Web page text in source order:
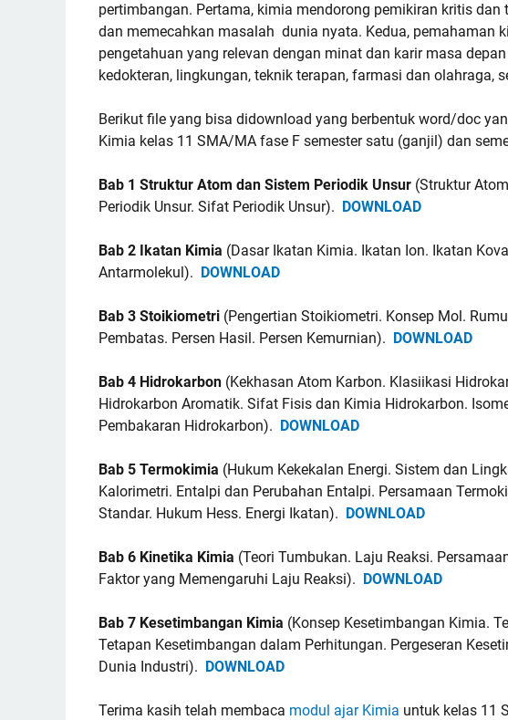
pertimbangan. Pertama, kimia mendorong pemikiran kritis
dan memecahkan masalah dunia nyata. Kedua, pemahaman
pengetahuan yang relevan dengan minat dan karir masa
kedokteran, lingkungan, teknik terapan, farmasi dan olahraga,
Berikut file yang bisa didownload yang berbentuk word/doc
Kimia kelas 11 SMA/MA fase F semester satu (ganjil) dan
Bab 1 Struktur Atom dan Sistem Periodik Unsur (Struktur
Periodik Unsur. Sifat Periodik Unsur). DOWNLOAD
Bab 2 Ikatan Kimia (Dasar Ikatan Kimia. Ikatan Ion. Ikatan
Antarmolekul). DOWNLOAD
Bab 3 Stoikiometri (Pengertian Stoikiometri. Konsep Mol.
Pembatas. Persen Hasil. Persen Kemurnian). DOWNLOAD
Bab 4 Hidrokarbon (Kekhasan Atom Karbon. Klasiikasi
Hidrokarbon Aromatik. Sifat Fisis dan Kimia Hidrokarbon.
Pembakaran Hidrokarbon). DOWNLOAD
Bab 5 Termokimia (Hukum Kekekalan Energi. Sistem dan
Kalorimetri. Entalpi dan Perubahan Entalpi. Persamaan
Standar. Hukum Hess. Energi Ikatan). DOWNLOAD
Bab 6 Kinetika Kimia (Teori Tumbukan. Laju Reaksi.
Faktor yang Memengaruhi Laju Reaksi). DOWNLOAD
Bab 7 Kesetimbangan Kimia (Konsep Kesetimbangan Kimia.
Tetapan Kesetimbangan dalam Perhitungan. Pergeseran
Dunia Industri). DOWNLOAD
Terima kasih telah membaca modul ajar Kimia untuk kelas 11